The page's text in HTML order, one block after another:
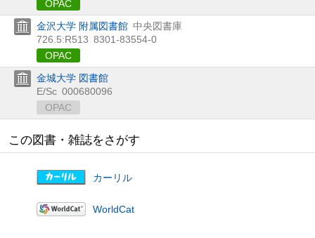
OPAC
金沢大学 附属図書館 中央図書庫
726.5:R513 8301-83554-0
OPAC
金城大学 図書館
E/Sc 000680096
OPAC
この図書・雑誌をさがす
カーリル
WorldCat